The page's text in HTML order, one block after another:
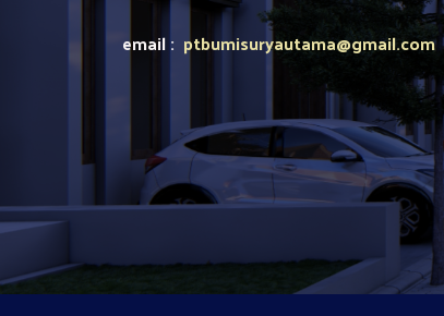
email : ptbumisuryautama@gmail.com